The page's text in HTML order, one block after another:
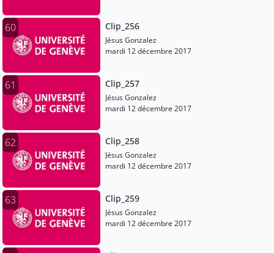
60 Clip_256
Jésus Gonzalez
mardi 12 décembre 2017
61 Clip_257
Jésus Gonzalez
mardi 12 décembre 2017
62 Clip_258
Jésus Gonzalez
mardi 12 décembre 2017
63 Clip_259
Jésus Gonzalez
mardi 12 décembre 2017